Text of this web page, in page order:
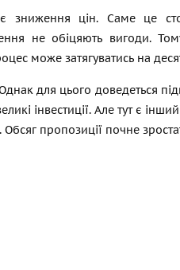
цін. Саме це
не обіцяють вигоди.
може затягуватись на
для цього доведеться
інвестиції. Але тут є
Обсяг пропозиції почне